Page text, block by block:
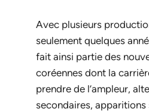
Avec plusieurs
seulement quelques
fait ainsi partie des
coréennes dont la
prendre de l’ampleur,
secondaires, apparitions